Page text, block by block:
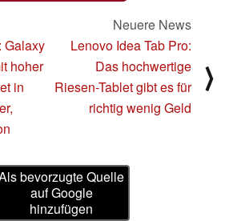
Galaxy
hoher
in
Neuere News
Lenovo Idea Tab Pro:
Das hochwertige
Riesen-Tablet gibt es für
richtig wenig Geld
⟩
bevorzugte Quelle
auf Google
hinzufügen